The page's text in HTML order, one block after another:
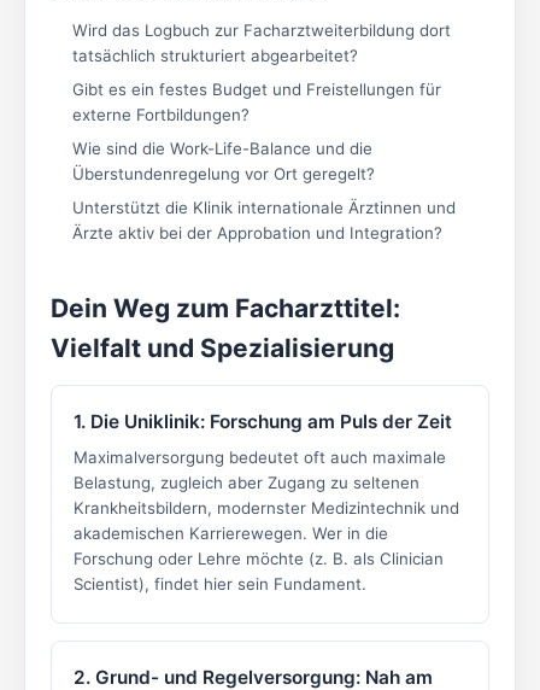
Wird das Logbuch zur Facharztweiterbildung dort
tatsächlich strukturiert abgearbeitet?
Gibt es ein festes Budget und Freistellungen für
externe Fortbildungen?
Wie sind die Work-Life-Balance und die
Überstundenregelung vor Ort geregelt?
Unterstützt die Klinik internationale Ärztinnen und
Ärzte aktiv bei der Approbation und Integration?
Dein Weg zum Facharzttitel:
Vielfalt und Spezialisierung
1. Die Uniklinik: Forschung am Puls der Zeit
Maximalversorgung bedeutet oft auch maximale
Belastung, zugleich aber Zugang zu seltenen
Krankheitsbildern, modernster Medizintechnik und
akademischen Karrierewegen. Wer in die
Forschung oder Lehre möchte (z. B. als Clinician
Scientist), findet hier sein Fundament.
2. Grund- und Regelversorgung: Nah am